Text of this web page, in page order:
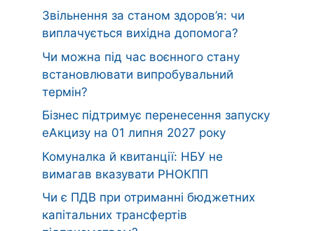
Звільнення за станом здоров’я: чи
виплачується вихідна допомога?
Чи можна під час воєнного стану
встановлювати випробувальний
термін?
Бізнес підтримує перенесення запуску
еАкцизу на 01 липня 2027 року
Комуналка й квитанції: НБУ не
вимагав вказувати РНОКПП
Чи є ПДВ при отриманні бюджетних
капітальних трансфертів